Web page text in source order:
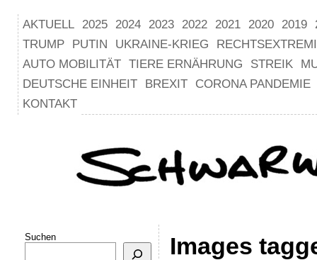
AKTUELL 2025 2024 2023 2022 2021 2020 2019
TRUMP
PUTIN UKRAINE-KRIEG
AUTO MOBILITÄT TIERE ERNÄHRUNG STREIK
DEUTSCHE EINHEIT
BREXIT
CORONA PANDEMIE
KONTAKT
Suchen Images